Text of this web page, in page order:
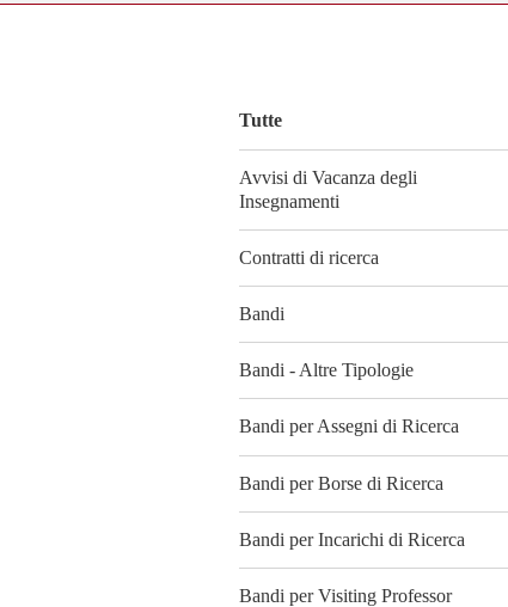
Tutte
Avvisi di Vacanza degli
Insegnamenti
Contratti di ricerca
Bandi
Bandi - Altre Tipologie
Bandi per Assegni di Ricerca
Bandi per Borse di Ricerca
Bandi per Incarichi di Ricerca
Bandi per Visiting Professor